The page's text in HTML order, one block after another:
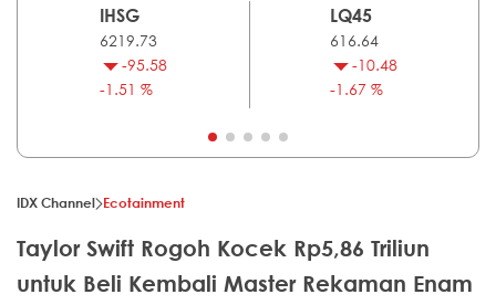
IHSG
6219.73
-95.58
-1.51 %
LQ45
616.64
-10.48
-1.67 %
IDX Channel Ecotainment
Taylor Swift Rogoh Kocek Rp5,86 Triliun
untuk Beli Kembali Master Rekaman Enam